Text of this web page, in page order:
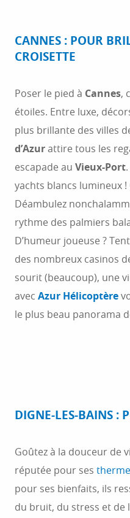
CANNES : POUR
CROISETTE
Poser le pied à Cannes,
étoiles. Entre luxe,
plus brillante des villes
d’Azurattire tous les
escapade au Vieux-Port
yachts blancs lumineux
Déambulez
rythme des palmiers
D’humeur joueuse ?
des nombreux casinos
sourit (beaucoup), une
avec Azur Hélicoptère
le plus beau panorama
DIGNE-LES-BAINS :
Goûtez à la douceur de
réputée pour ses
pour ses bienfaits, ils
du bruit, du stress et de